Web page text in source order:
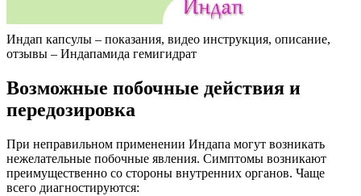
Индап капсулы – показания, видео инструкция, описание,
отзывы – Индапамида гемигидрат
Возможные побочные действия и
передозировка
При неправильном применении Индапа могут возникать
нежелательные побочные явления. Симптомы возникают
преимущественно со стороны внутренних органов. Чаще
всего диагностируются: